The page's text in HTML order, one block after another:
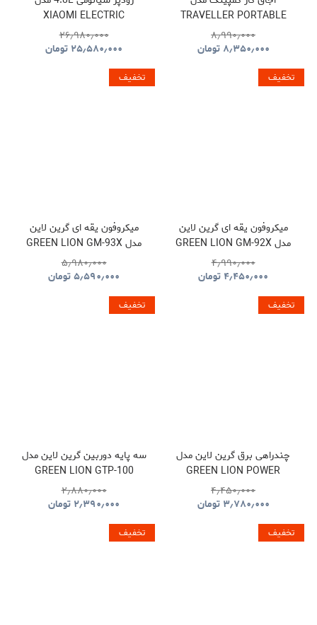
TRAVELLER PORTABLE
BBQ HYBQ015
۸٫۹۹۰٫۰۰۰
۸٫۳۵۰٫۰۰۰ تومان
XIAOMI ELECTRIC
PRESSURE COOKER
۲۶٫۹۸۰٫۰۰۰
۲۵٫۵۸۰٫۰۰۰ تومان
تخفیف
میکروفون یقه ای گرین لاین
مدل GREEN LION GM-92X
GNGM92XWMBK
۴٫۹۹۰٫۰۰۰
۴٫۴۵۰٫۰۰۰ تومان
تخفیف
میکروفون یقه ای گرین لاین
مدل GREEN LION GM-93X
GNGM93XMICBK
۵٫۹۸۰٫۰۰۰
۵٫۵۹۰٫۰۰۰تومان
تخفیف
چندراهی برق گرین لاین مدل
GREEN LION POWER
SOCKET GL-PS8A
GNPS7UPDUKBK
۴٫۴۵۰٫۰۰۰
۳٫۷۸۰٫۰۰۰ تومان
تخفیف
سه پایه دوربین گرین لاین مدل
GREEN LION GTP-100
GNTP100TRIBK
۲٫۸۸۰٫۰۰۰
۲٫۳۹۰٫۰۰۰ تومان
تخفیف تخفیف